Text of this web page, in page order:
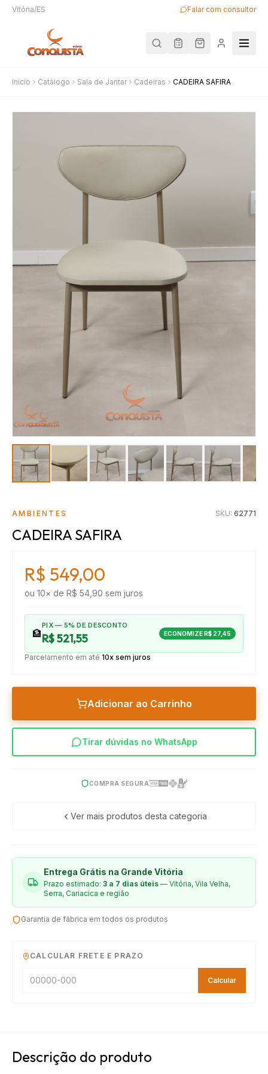
Vitória/ES Falar com consultor
Início Catálogo Sala de Jantar Cadeiras CADEIRA SAFIRA
AMBIENTES SKU: 62771
CADEIRA SAFIRA
R$ 549,00
ou 10× de R$ 54,90 sem juros
🏦
PIX — 5% DE DESCONTO
R$ 521,55 ECONOMIZE R$ 27,45
Parcelamento em até 10x sem juros
Adicionar ao Carrinho
Tirar dúvidas no WhatsApp
COMPRA SEGURA
Ver mais produtos desta categoria
Entrega Grátis na Grande Vitória
Prazo estimado: 3 a 7 dias úteis — Vitória, Vila Velha,
Serra, Cariacica e região
Garantia de fábrica em todos os produtos
CALCULAR FRETE E PRAZO
Calcular
Descrição do produto